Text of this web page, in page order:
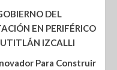
DEL
EN PERIFÉRICO
IZCALLI
Para Construir